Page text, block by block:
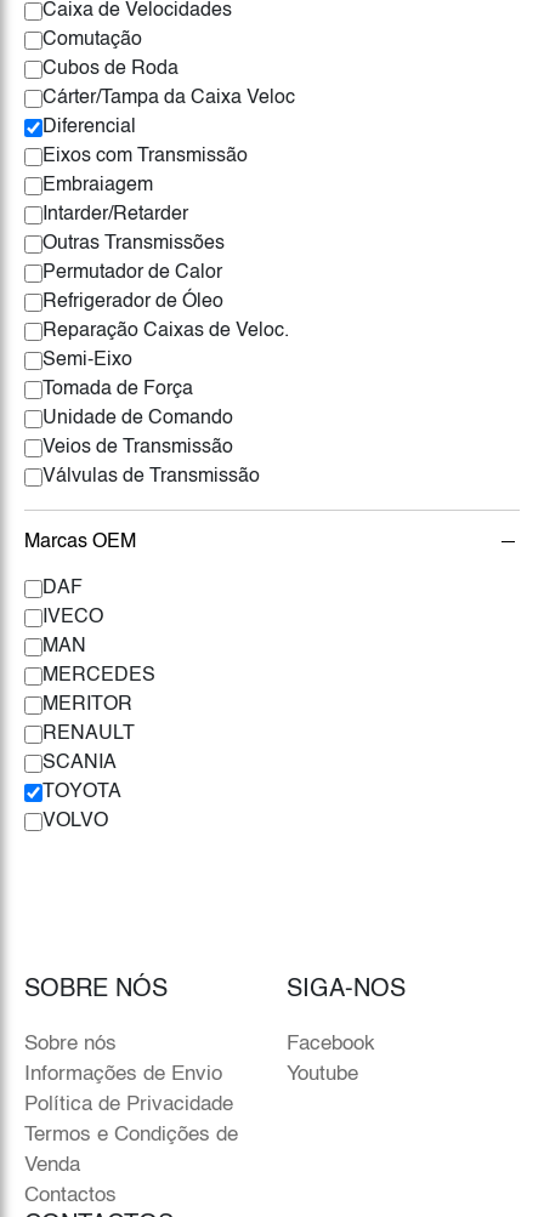
Caixa de Velocidades
Comutação
Cubos de Roda
Cárter/Tampa da Caixa Veloc
Diferencial
Eixos com Transmissão
Embraiagem
Intarder/Retarder
Outras Transmissões
Permutador de Calor
Refrigerador de Óleo
Reparação Caixas de Veloc.
Semi-Eixo
Tomada de Força
Unidade de Comando
Veios de Transmissão
Válvulas de Transmissão
Marcas OEM
DAF
IVECO
MAN
MERCEDES
MERITOR
RENAULT
SCANIA
TOYOTA
VOLVO
SOBRE NÓS
Sobre nós
Informações de Envio
Política de Privacidade
Termos e Condições de
Venda
Contactos
SIGA-NOS
Facebook
Youtube